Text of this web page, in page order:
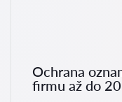
Ochrana
firmu až do